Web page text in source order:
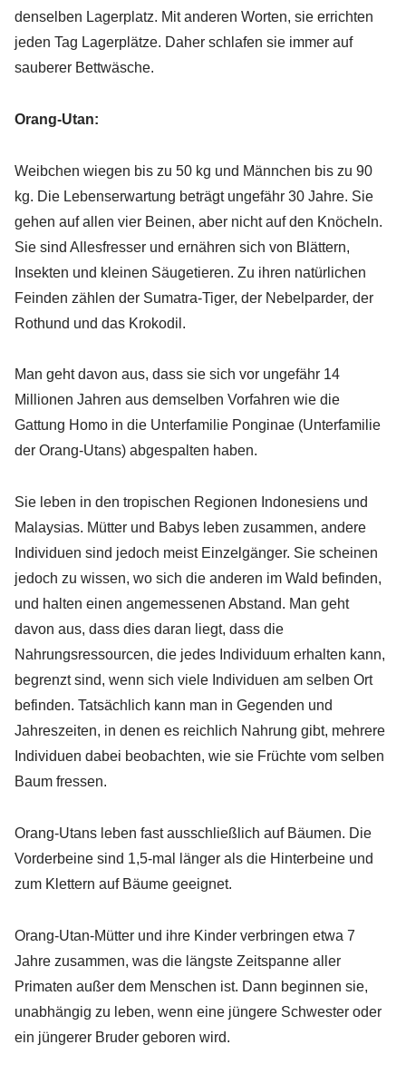
denselben Lagerplatz. Mit anderen Worten, sie errichten
jeden Tag Lagerplätze. Daher schlafen sie immer auf
sauberer Bettwäsche.
Orang-Utan:
Weibchen wiegen bis zu 50 kg und Männchen bis zu 90
kg. Die Lebenserwartung beträgt ungefähr 30 Jahre. Sie
gehen auf allen vier Beinen, aber nicht auf den Knöcheln.
Sie sind Allesfresser und ernähren sich von Blättern,
Insekten und kleinen Säugetieren. Zu ihren natürlichen
Feinden zählen der Sumatra-Tiger, der Nebelparder, der
Rothund und das Krokodil.
Man geht davon aus, dass sie sich vor ungefähr 14
Millionen Jahren aus demselben Vorfahren wie die
Gattung Homo in die Unterfamilie Ponginae (Unterfamilie
der Orang-Utans) abgespalten haben.
Sie leben in den tropischen Regionen Indonesiens und
Malaysias. Mütter und Babys leben zusammen, andere
Individuen sind jedoch meist Einzelgänger. Sie scheinen
jedoch zu wissen, wo sich die anderen im Wald befinden,
und halten einen angemessenen Abstand. Man geht
davon aus, dass dies daran liegt, dass die
Nahrungsressourcen, die jedes Individuum erhalten kann,
begrenzt sind, wenn sich viele Individuen am selben Ort
befinden. Tatsächlich kann man in Gegenden und
Jahreszeiten, in denen es reichlich Nahrung gibt, mehrere
Individuen dabei beobachten, wie sie Früchte vom selben
Baum fressen.
Orang-Utans leben fast ausschließlich auf Bäumen. Die
Vorderbeine sind 1,5-mal länger als die Hinterbeine und
zum Klettern auf Bäume geeignet.
Orang-Utan-Mütter und ihre Kinder verbringen etwa 7
Jahre zusammen, was die längste Zeitspanne aller
Primaten außer dem Menschen ist. Dann beginnen sie,
unabhängig zu leben, wenn eine jüngere Schwester oder
ein jüngerer Bruder geboren wird.